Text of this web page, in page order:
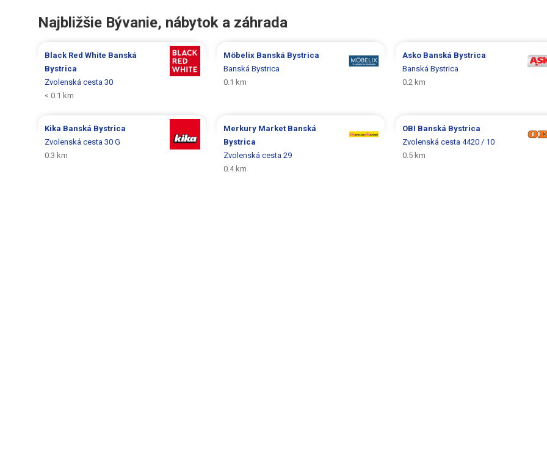
Najbližšie Bývanie, nábytok a záhrada
Black Red White Banská
Bystrica
Zvolenská cesta 30
< 0.1 km
Möbelix Banská Bystrica
Banská Bystrica
0.1 km
Asko Banská Bystrica
Banská Bystrica
0.2 km
Kika Banská Bystrica
Zvolenská cesta 30 G
0.3 km
Merkury Market Banská
Bystrica
Zvolenská cesta 29
0.4 km
OBI Banská Bystrica
Zvolenská cesta 4420 / 10
0.5 km